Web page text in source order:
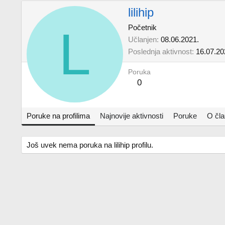
L
lilihip
Početnik
Učlanjen 08.06.2021.
Poslednja aktivnost
Poruka
0
Poruke na profilima Najnovije aktivnosti Poruke O
Još uvek nema poruka na lilihip profilu.